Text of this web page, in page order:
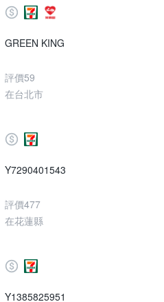
GREEN KING
評價59
在台北市
Y7290401543
評價477
在花蓮縣
Y1385825951